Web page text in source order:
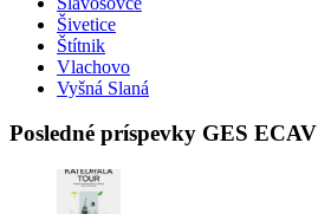
Šivetice
Štítnik
Vlachovo
Vyšná Slaná
Posledné príspevky GES ECAV